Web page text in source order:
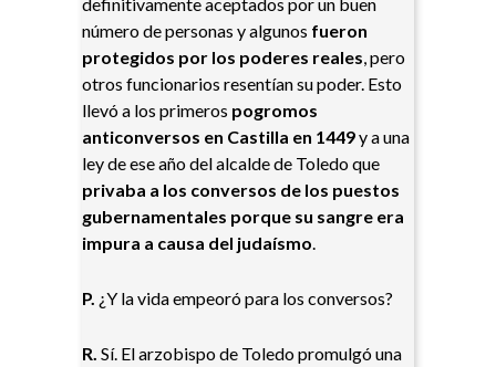
número de personas y algunos fueron
protegidos por los poderes reales, pero
otros funcionarios resentían su poder. Esto
llevó a los primeros pogromos
anticonversos en Castilla en 1449y a una
ley de ese año del alcalde de Toledo que
privaba a los conversos de los puestos
gubernamentales porque su sangre era
impura a causa del judaísmo.
P. ¿Y la vida empeoró para los conversos?
R. Sí. El arzobispo de Toledo promulgó una